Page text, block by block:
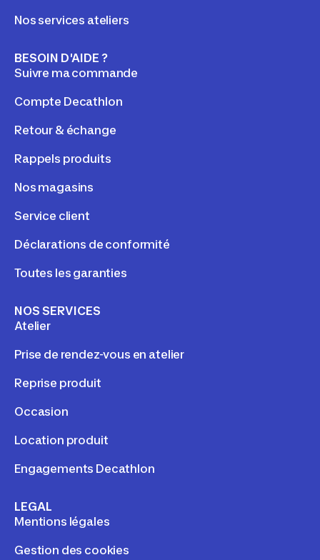
Nos services ateliers
BESOIN D'AIDE ?
Suivre ma commande
Compte Decathlon
Retour & échange
Rappels produits
Nos magasins
Service client
Déclarations de conformité
Toutes les garanties
NOS SERVICES
Atelier
Prise de rendez-vous en atelier
Reprise produit
Occasion
Location produit
Engagements Decathlon
LEGAL
Mentions légales
Gestion des cookies